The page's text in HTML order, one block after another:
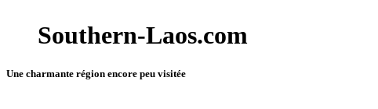
Southern-Laos.com
Une charmante région encore peu visitée